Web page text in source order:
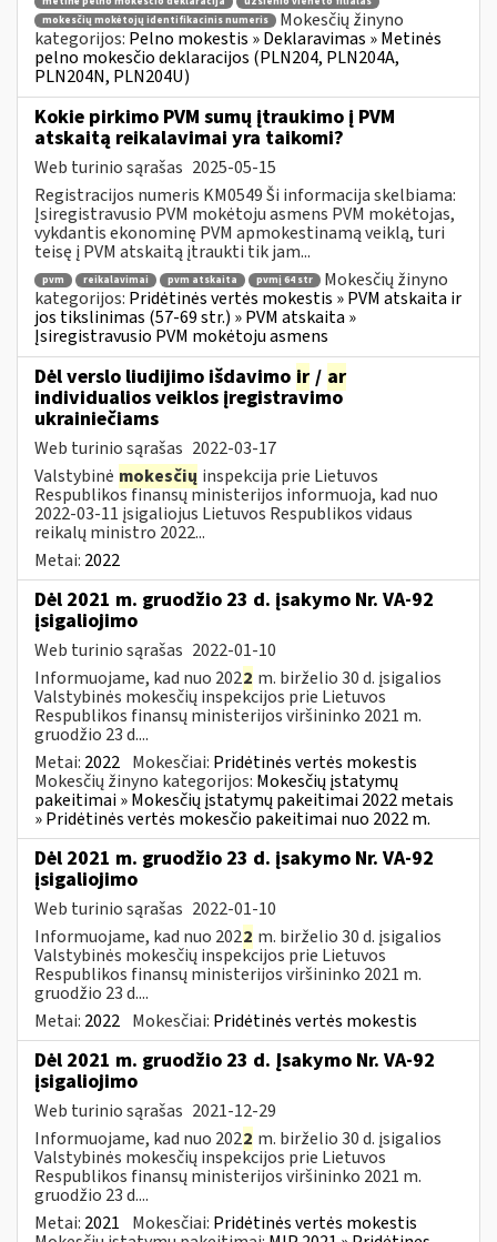
mokesčių mokėtojų identifikacinis numeris
Mokesčių žinyno
kategorijos: Pelno mokestis » Deklaravimas » Metinės
pelno mokesčio deklaracijos (PLN204, PLN204A,
PLN204N, PLN204U)
Kokie pirkimo PVM sumų įtraukimo į PVM
atskaitą reikalavimai yra taikomi?
Web turinio sąrašas 2025-05-15
Registracijos numeris KM0549 Ši informacija skelbiama:
Įsiregistravusio PVM mokėtoju asmens PVM mokėtojas,
vykdantis ekonominę PVM apmokestinamą veiklą, turi
teisę į PVM atskaitą įtraukti tik jam...
pvm reikalavimai pvm atskaita pvmį 64 str
Mokesčių žinyno
kategorijos: Pridėtinės vertės mokestis » PVM atskaita ir
jos tikslinimas (57-69 str.) » PVM atskaita »
Įsiregistravusio PVM mokėtoju asmens
Dėl verslo liudijimo išdavimo ir / ar
individualios veiklos įregistravimo
ukrainiečiams
Web turinio sąrašas 2022-03-17
Valstybinė mokesčių inspekcija prie Lietuvos
Respublikos finansų ministerijos informuoja, kad nuo
2022-03-11 įsigaliojus Lietuvos Respublikos vidaus
reikalų ministro 2022...
Metai: 2022
Dėl 2021 m. gruodžio 23 d. įsakymo Nr. VA-92
įsigaliojimo
Web turinio sąrašas 2022-01-10
Informuojame, kad nuo 2022 m. birželio 30 d. įsigalios
Valstybinės mokesčių inspekcijos prie Lietuvos
Respublikos finansų ministerijos viršininko 2021 m.
gruodžio 23 d....
Metai: 2022 Mokesčiai: Pridėtinės vertės mokestis
Mokesčių žinyno kategorijos: Mokesčių įstatymų
pakeitimai » Mokesčių įstatymų pakeitimai 2022 metais
» Pridėtinės vertės mokesčio pakeitimai nuo 2022 m.
Dėl 2021 m. gruodžio 23 d. įsakymo Nr. VA-92
įsigaliojimo
Web turinio sąrašas 2022-01-10
Informuojame, kad nuo 2022 m. birželio 30 d. įsigalios
Valstybinės mokesčių inspekcijos prie Lietuvos
Respublikos finansų ministerijos viršininko 2021 m.
gruodžio 23 d....
Metai: 2022 Mokesčiai: Pridėtinės vertės mokestis
Dėl 2021 m. gruodžio 23 d. Įsakymo Nr. VA-92
įsigaliojimo
Web turinio sąrašas 2021-12-29
Informuojame, kad nuo 2022 m. birželio 30 d. įsigalios
Valstybinės mokesčių inspekcijos prie Lietuvos
Respublikos finansų ministerijos viršininko 2021 m.
gruodžio 23 d....
Metai: 2021 Mokesčiai: Pridėtinės vertės mokestis